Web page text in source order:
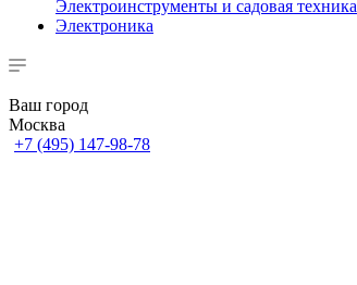
Электроинструменты и садовая техника
Электроника
Ваш город
Москва
+7 (495) 147-98-78